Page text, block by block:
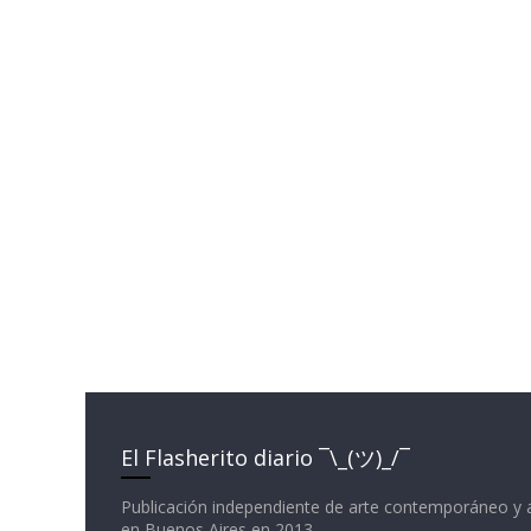
El Flasherito diario ¯\_(ツ)_/¯
Publicación independiente de arte contemporáneo y